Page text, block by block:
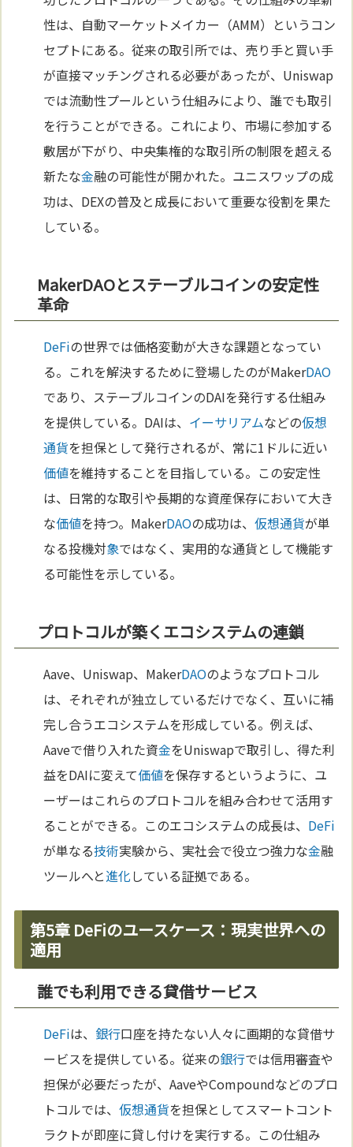
性は、自動マーケットメイカー（AMM）というコン
セプトにある。従来の取引所では、売り手と買い手
が直接マッチングされる必要があったが、Uniswap
では流動性プールという仕組みにより、誰でも取引
を行うことができる。これにより、市場に参加する
敷居が下がり、中央集権的な取引所の制限を超える
新たな金融の可能性が開かれた。ユニスワップの成
功は、DEXの普及と成長において重要な役割を果た
している。
MakerDAOとステーブルコインの安定性
革命
DeFiの世界では価格変動が大きな課題となってい
る。これを解決するために登場したのがMakerDAO
であり、ステーブルコインのDAIを発行する仕組み
を提供している。DAIは、 イーサリアムなどの仮想
通貨を担保として発行されるが、常に1ドルに近い
価値を維持することを目指している。この安定性
は、日常的な取引や長期的な資産保存において大き
な価値を持つ。MakerDAOの成功は、仮想通貨が単
なる投機対象ではなく、実用的な通貨として機能す
る可能性を示している。
プロトコルが築くエコシステムの連鎖
Aave、Uniswap、MakerDAOのようなプロトコル
は、それぞれが独立しているだけでなく、互いに補
完し合うエコシステムを形成している。例えば、
Aaveで借り入れた資金をUniswapで取引し、得た利
益をDAIに変えて価値を保存するというように、ユ
ーザーはこれらのプロトコルを組み合わせて活用す
ることができる。このエコシステムの成長は、 DeFi
が単なる技術実験から、実社会で役立つ強力な金融
ツールへと進化している証拠である。
第5章 DeFiのユースケース：現実世界への
適用
誰でも利用できる貸借サービス
DeFiは、 銀行口座を持たない人々に画期的な貸借サ
ービスを提供している。従来の銀行では信用審査や
担保が必要だったが、AaveやCompoundなどのプロ
トコルでは、仮想通貨を担保としてスマートコント
ラクトが即座に貸し付けを実行する。この仕組み